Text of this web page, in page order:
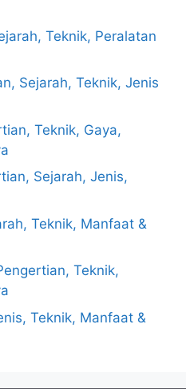
Teknik, Peralatan
Sejarah, Teknik, Jenis
Teknik, Gaya,
Sejarah, Jenis,
Teknik, Manfaat &
Teknik,
Teknik, Manfaat &